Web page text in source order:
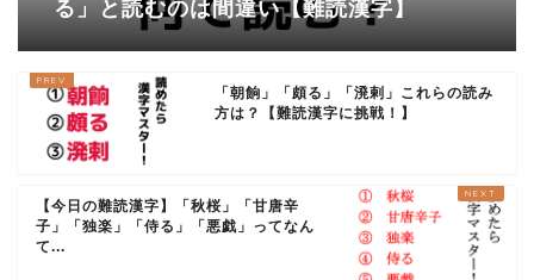
る」と読むのは間違い【難読漢字】
「朝餉」「頗る」「溌剌」これらの読み
方は？【難読漢字に挑戦！】
【今日の難読漢字】「秋桜」「甘唐辛
子」「独楽」「侍る」「悪戯」ってなん
て...